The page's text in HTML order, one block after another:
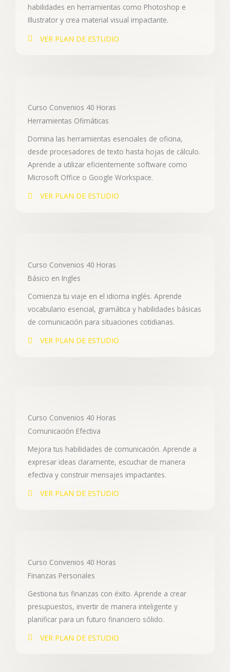
habilidades en herramientas como Photoshop e
Illustrator y crea material visual impactante.
VER PLAN DE ESTUDIO
Curso Convenios 40 Horas
Herramientas Ofimáticas
Domina las herramientas esenciales de oficina,
desde procesadores de texto hasta hojas de cálculo.
Aprende a utilizar eficientemente software como
Microsoft Office o Google Workspace.
VER PLAN DE ESTUDIO
Curso Convenios 40 Horas
Básico en Ingles
Comienza tu viaje en el idioma inglés. Aprende
vocabulario esencial, gramática y habilidades básicas
de comunicación para situaciones cotidianas.
VER PLAN DE ESTUDIO
Curso Convenios 40 Horas
Comunicación Efectiva
Mejora tus habilidades de comunicación. Aprende a
expresar ideas claramente, escuchar de manera
efectiva y construir mensajes impactantes.
VER PLAN DE ESTUDIO
Curso Convenios 40 Horas
Finanzas Personales
Gestiona tus finanzas con éxito. Aprende a crear
presupuestos, invertir de manera inteligente y
planificar para un futuro financiero sólido.
VER PLAN DE ESTUDIO